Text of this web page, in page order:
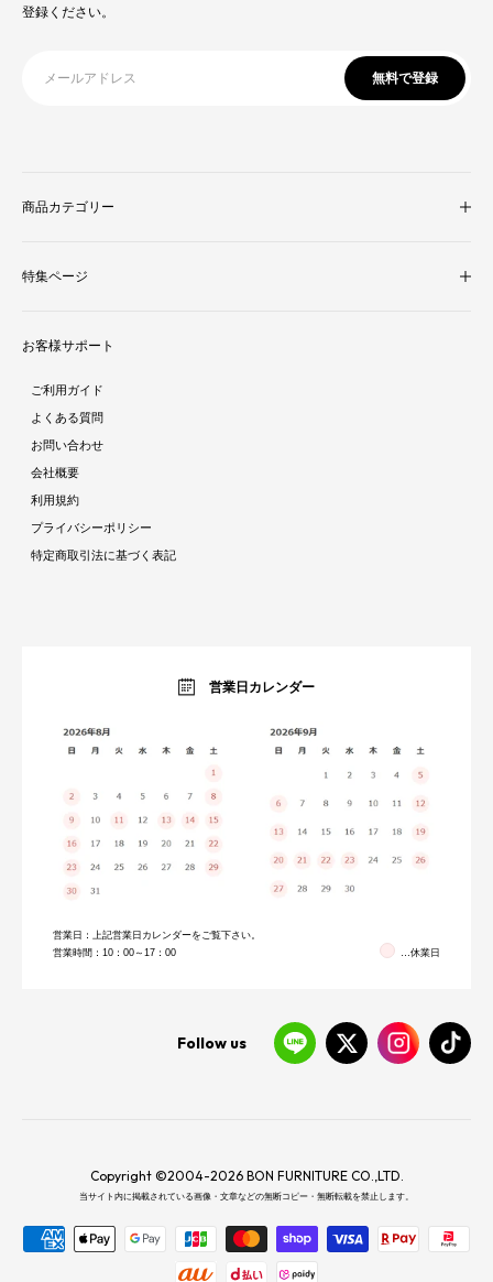
登録ください。
無料で登録
商品カテゴリー
照明・ライト
ダイニング
ソファ・クッション
チェア・座椅子
デスク
ミラー・ドレッサー
パーテーション・衝立
ベッド・寝具
特集ページ
人気商品ランキング
お客様サポート
ご利用ガイド
よくある質問
お問い合わせ
会社概要
利用規約
プライバシーポリシー
特定商取引法に基づく表記
営業日カレンダー
営業日：上記営業日カレンダーをご覧下さい。
営業時間：10：00～17：00
…休業日
Follow us
Copyright ©2004-2026 BON FURNITURE CO.,LTD.
当サイト内に掲載されている画像・文章などの無断コピー・無断転載を禁止します。